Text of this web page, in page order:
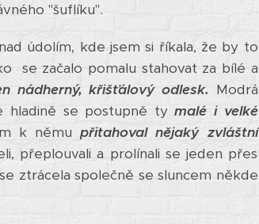
"šuflíku".
údolím, kde jsem si říkala, že by to
se začalo pomalu stahovat za bílé a
nádherný, křišťálový odlesk. Modrá
hladině se postupně tymalé i velké
k němupřitahoval nějaký zvláštní
přeplouvali a prolínali se jeden přes
ztrácela společně se sluncem někde